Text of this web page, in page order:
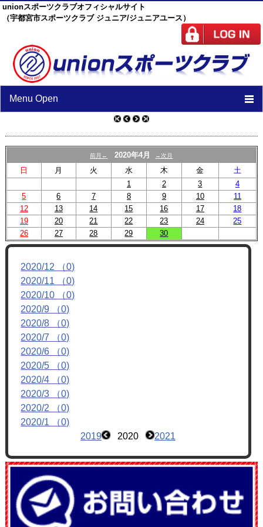
unionスポーツクラブオフィシャルサイト
（宇都宮市スポーツクラブ ジュニア/ジュニアユース）
Menu Open
TOP
ニュース
スケジュール
スタッフ
施設紹介
チーム紹介
前月← 2020年4月 →次月
日 月 火 水 木 金
土
1
2 3
4
5
6 7 8 9 10
11
12
13 14 15 16 17
18
19
20 21 22 23 24
25
26
27 28 29 30
2020/12 （0)
2020/11 （0)
2020/10 （0)
2020/9 （0)
2020/8 （0)
2020/7 （0)
2020/6 （0)
2020/5 （0)
2020/4 （0)
2020/3 （0)
2020/2 （0)
2020/1 （0)
2019
2020 2021